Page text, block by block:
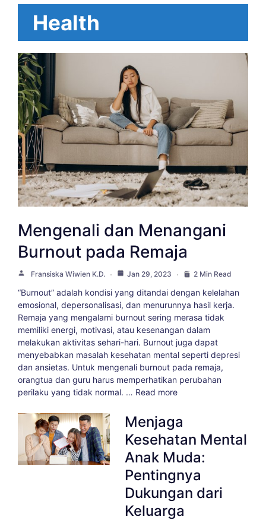
Health
Mengenali dan Menangani
Burnout pada Remaja
Fransiska Wiwien K.D. Jan 29, 2023 2 Min Read
“Burnout” adalah kondisi yang ditandai dengan kelelahan
emosional, depersonalisasi, dan menurunnya hasil kerja.
Remaja yang mengalami burnout sering merasa tidak
memiliki energi, motivasi, atau kesenangan dalam
melakukan aktivitas sehari-hari. Burnout juga dapat
menyebabkan masalah kesehatan mental seperti depresi
dan ansietas. Untuk mengenali burnout pada remaja,
orangtua dan guru harus memperhatikan perubahan
perilaku yang tidak normal. … Read more
Menjaga
Kesehatan Mental
Anak Muda:
Pentingnya
Dukungan dari
Keluarga